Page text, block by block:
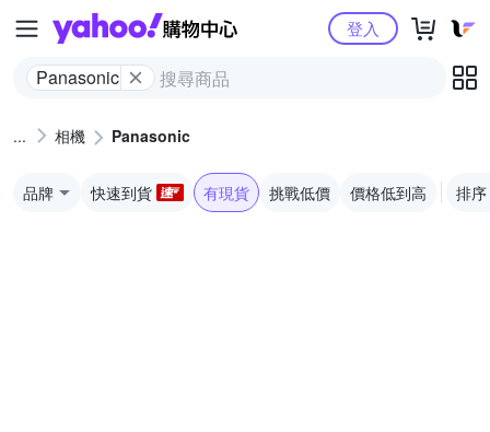
Yahoo購物中心
Panasonic
登入
相機 Panasonic
品牌 快速到貨 有現貨 挑戰低價 價格低到高 排序